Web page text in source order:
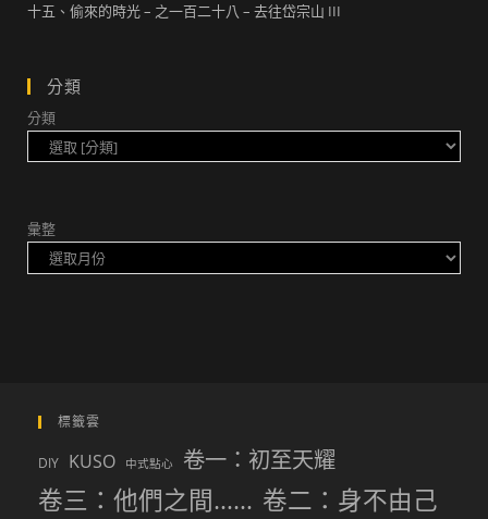
十五、偷來的時光 – 之一百二十八 – 去往岱宗山 III
分類
分類
彙整
標籤雲
DIY KUSO 中式點心 卷一：初至天耀
卷三：他們之間…… 卷二：身不由己